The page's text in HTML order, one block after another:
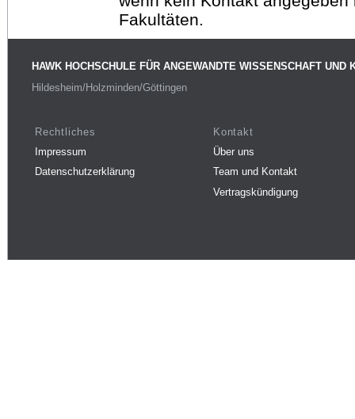
Fakultäten.
HAWK HOCHSCHULE FÜR ANGEWANDTE WISSENSCHAFT UND
Hildesheim/Holzminden/Göttingen
Rechtliches
Impressum
Datenschutzerklärung
Kontakt
Über uns
Team und Kontakt
Vertragskündigung